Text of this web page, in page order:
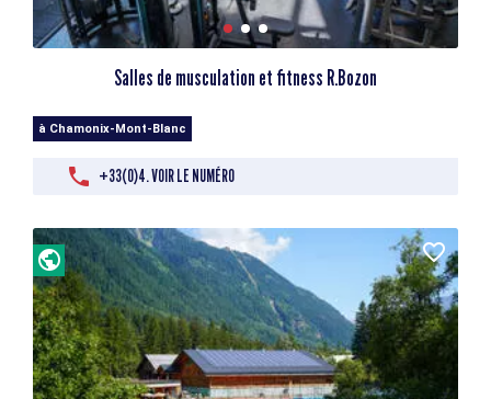
Salles de musculation et fitness R.Bozon
à Chamonix-Mont-Blanc
+33(0)4. VOIR LE NUMÉRO